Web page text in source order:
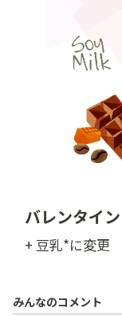
バレンタイ
+ 豆乳*に変更
みんなのコメント